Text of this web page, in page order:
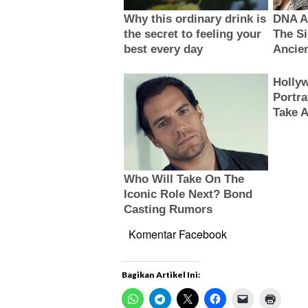
Komentar Facebook
Bagikan Artikel Ini: